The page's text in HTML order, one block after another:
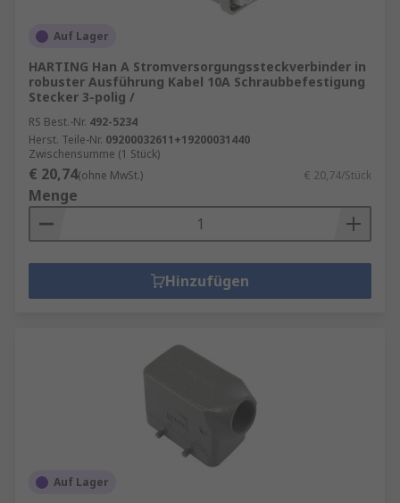
Auf Lager
HARTING Han A Stromversorgungssteckverbinder in
robuster Ausführung Kabel 10A Schraubbefestigung
Stecker 3-polig /
RS Best.-Nr. 492-5234
Herst. Teile-Nr. 09200032611+19200031440
Zwischensumme (1 Stück)
€ 20,74(ohne MwSt.) € 20,74/Stück
Menge
Hinzufügen
Auf Lager